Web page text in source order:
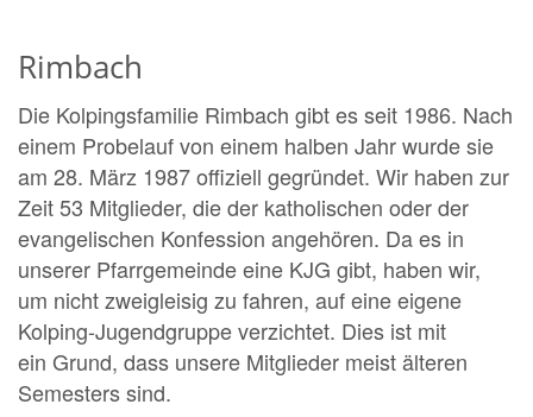
Rimbach
Die Kolpingsfamilie Rimbach gibt es seit 1986. Nach
einem Probelauf von einem halben Jahr wurde sie
am 28. März 1987 offiziell gegründet. Wir haben zur
Zeit 53 Mitglieder, die der katholischen oder der
evangelischen Konfession angehören. Da es in
unserer Pfarrgemeinde eine KJG gibt, haben wir,
um nicht zweigleisig zu fahren, auf eine eigene
Kolping-Jugendgruppe verzichtet. Dies ist mit
ein Grund, dass unsere Mitglieder meist älteren
Semesters sind.